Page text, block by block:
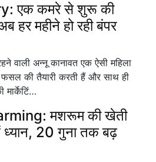
एक कमरे से शुरू की
हर महीने हो रही बंपर
वाली अन्नू कानावत एक ऐसी महिला
की तैयारी करती हैं और साथ ही
मशरूम की खेती
ध्यान, 20 गुना तक बढ़